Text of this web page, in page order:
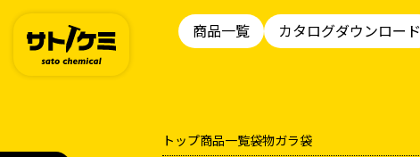
商品一覧 カタログダウンロード
トップ商品一覧袋物ガラ袋